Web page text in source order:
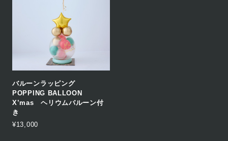
バルーンラッピング
POPPING BALLOON
X’mas ヘリウムバルーン付
き
¥13,000